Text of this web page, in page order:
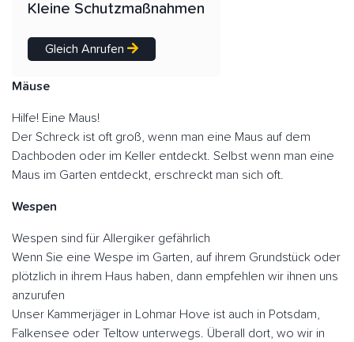
Kleine Schutzmaßnahmen
Gleich Anrufen
Mäuse
Hilfe! Eine Maus!
Der Schreck ist oft groß, wenn man eine Maus auf dem
Dachboden oder im Keller entdeckt. Selbst wenn man eine
Maus im Garten entdeckt, erschreckt man sich oft.
Wespen
Wespen sind für Allergiker gefährlich
Wenn Sie eine Wespe im Garten, auf ihrem Grundstück oder
plötzlich in ihrem Haus haben, dann empfehlen wir ihnen uns
anzurufen
Unser Kammerjäger in Lohmar Hove ist auch in Potsdam,
Falkensee oder Teltow unterwegs. Überall dort, wo wir in